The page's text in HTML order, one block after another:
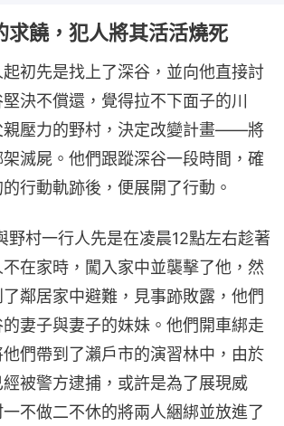
求饒，犯人將其活活燒死
初先是找上了深谷，並向他直接討
決不償還，覺得拉不下面子的川
親壓力的野村，決定改變計畫——將
滅屍。他們跟蹤深谷一段時間，確
行動軌跡後，便展開了行動。
野村一行人先是在凌晨12點左右趁著
在家時，闖入家中並襲擊了他，然
鄰居家中避難，見事跡敗露，他們
妻子與妻子的妹妹。他們開車綁走
們帶到了瀨戶市的演習林中，由於
被警方逮捕，或許是為了展現威
不做二不休的將兩人綑綁並放進了